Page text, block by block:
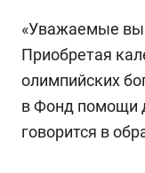
«Уважаемые
Приобретая
олимпийских
в Фонд помощи
говорится в